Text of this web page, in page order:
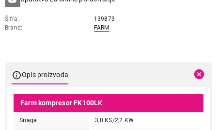
Šifra
139873
Brand
FARM
Opis proizvoda
Farm kompresor FK100LK
Snaga 3,0 KS/2,2 KW